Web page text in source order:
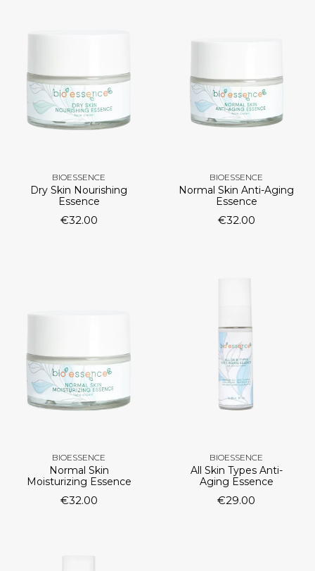
BIOESSENCE
Dry Skin Nourishing
Essence
€32.00
BIOESSENCE
Normal Skin Anti-Aging
Essence
€32.00
BIOESSENCE
Normal Skin
Moisturizing Essence
€32.00
BIOESSENCE
All Skin Types Anti-
Aging Essence
€29.00